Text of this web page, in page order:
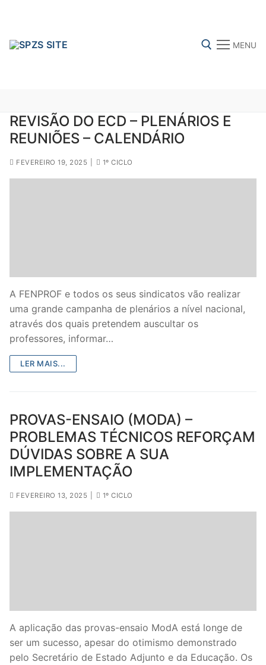
MENU
FENPROF CGTP-IN FRENTE COMUM
Sectores
PRÉ-ESCOLAR
1º CICLO
ENSINO ARTÍSTICO
EDUCAÇÃO ESPECIAL
PARTICULAR / IPSS / MISERICÓRDIAS
ENSINO SUPERIOR
Contactos
REVISÃO DO ECD – PLENÁRIOS E
REUNIÕES – CALENDÁRIO
FEVEREIRO 19, 2025 1º CICLO
A FENPROF e todos os seus sindicatos vão realizar
uma grande campanha de plenários a nível nacional,
através dos quais pretendem auscultar os
professores, informar…
LER MAIS...
PROVAS-ENSAIO (MODA) –
PROBLEMAS TÉCNICOS REFORÇAM
DÚVIDAS SOBRE A SUA
IMPLEMENTAÇÃO
FEVEREIRO 13, 2025 1º CICLO
A aplicação das provas-ensaio ModA está longe de
ser um sucesso, apesar do otimismo demonstrado
pelo Secretário de Estado Adjunto e da Educação. Os